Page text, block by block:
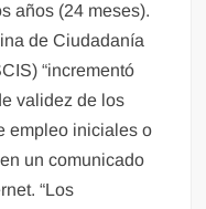
años (24 meses).
de Ciudadanía
“incrementó
validez de los
empleo iniciales o
un comunicado
“Los